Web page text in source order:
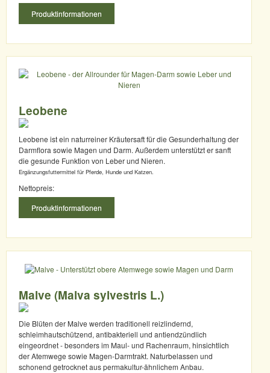
Produktinformationen
Leobene
Leobene ist ein naturreiner Kräutersaft für die Gesunderhaltung der
Darmflora sowie Magen und Darm. Außerdem unterstützt er sanft
die gesunde Funktion von Leber und Nieren.
Ergänzungsfuttermittel für Pferde, Hunde und Katzen.
Nettopreis:
Produktinformationen
Malve (Malva sylvestris L.)
Die Blüten der Malve werden traditionell reizlindernd,
schleimhautschützend, antibakteriell und antiendzündlich
eingeordnet - besonders im Maul- und Rachenraum, hinsichtlich
der Atemwege sowie Magen-Darmtrakt. Naturbelassen und
schonend getrocknet aus permakultur-ähnlichem Anbau.